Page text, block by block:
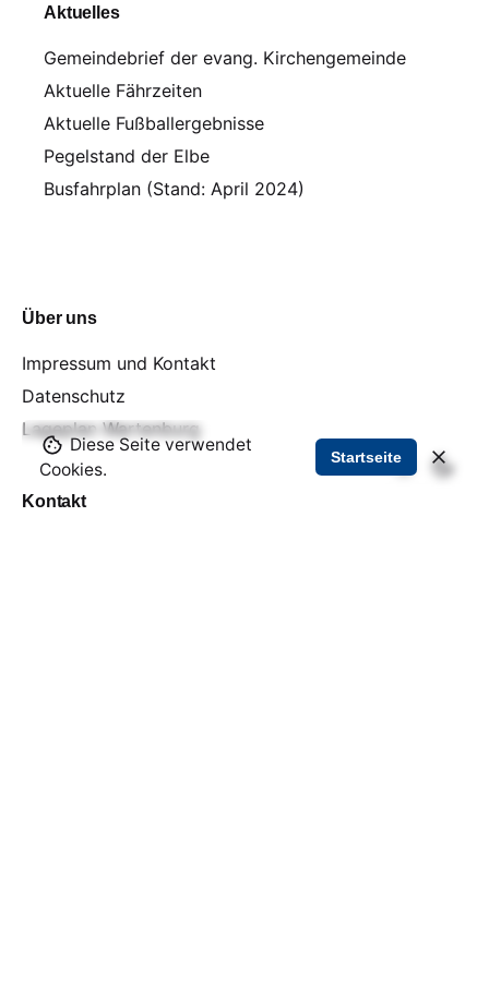
Aktuelles
Gemeindebrief der evang. Kirchengemeinde
Aktuelle Fährzeiten
Aktuelle Fußballergebnisse
Pegelstand der Elbe
Busfahrplan (Stand: April 2024)
Über uns
Impressum und Kontakt
Datenschutz
Lageplan Wartenburg
Kontakt
Diese Seite verwendet
Cookies.
Startseite